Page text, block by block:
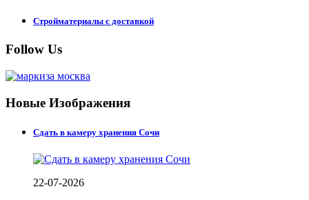
Стройматериалы с доставкой
Follow Us
Новые Изображения
Сдать в камеру хранения Сочи
22-07-2026